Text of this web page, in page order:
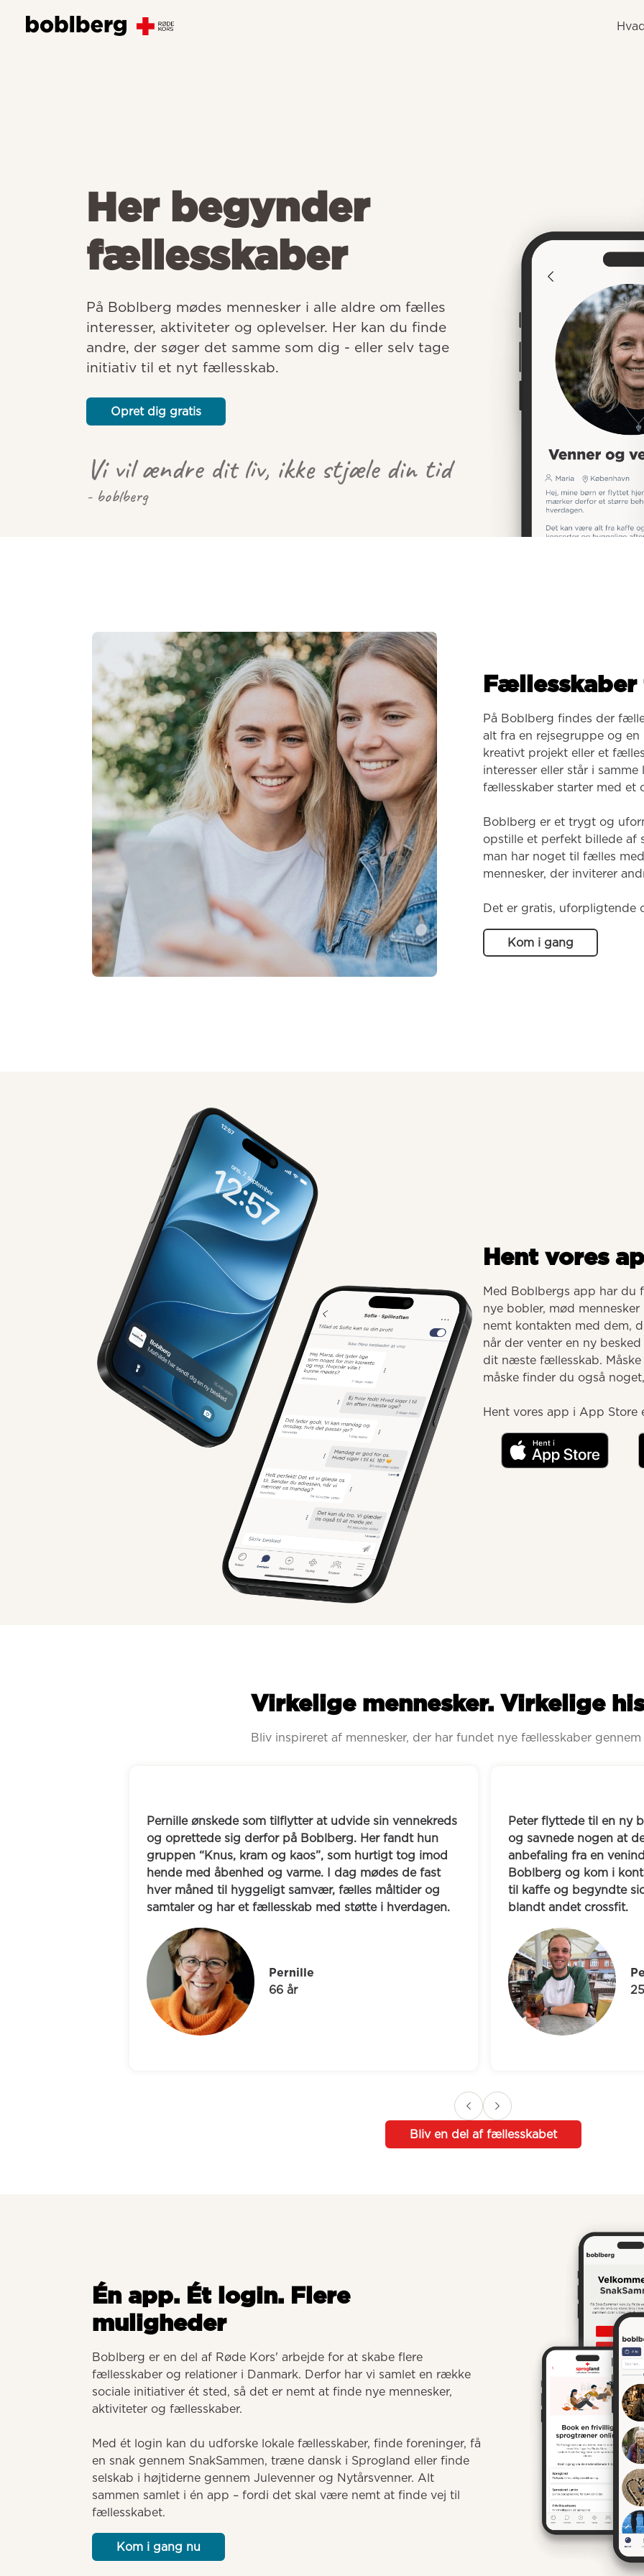
Her begynder
fællesskaber
På Boblberg mødes mennesker i alle aldre om fælles
interesser, aktiviteter og oplevelser. Her kan du finde
andre, der søger det samme som dig - eller selv tage
initiativ til et nyt fællesskab.
Opret dig gratis
Vi vil ændre dit liv, ikke stjæle din tid
- boblberg
På Boblberg findes der
alt fra en rejsegruppe og
kreativt projekt eller et
interesser eller står i
fællesskaber starter med et
Boblberg er et trygt og
opstille et perfekt billede af
man har noget til fælles
mennesker, der inviterer
Det er gratis, uforpligtende
Kom i gang
Hent vores
Med Boblbergs app har du
nye bobler, mød
nemt kontakten med dem,
når der venter en ny
dit næste fællesskab. Måske
måske finder du også
Hent vores app i App Store
Virkelige mennesker. Virkelige
Bliv inspireret af mennesker, der har fundet nye fællesskaber
Pernille ønskede som tilflytter at udvide sin vennekreds
og oprettede sig derfor på Boblberg. Her fandt hun
gruppen “Knus, kram og kaos”, som hurtigt tog imod
hende med åbenhed og varme. I dag mødes de fast
hver måned til hyggeligt samvær, fælles måltider og
samtaler og har et fællesskab med støtte i hverdagen.
Pernille
66 år
Peter flyttede til en ny by og mistede
og savnede nogen at dele hverdagen
anbefaling fra en veninde oprettede
Boblberg og kom i kontakt med to
til kaffe og begyndte siden at lave
blandt andet crossfit.
Peter
25 år
Bliv en del af fællesskabet
Én app. Ét login. Flere
muligheder
Boblberg er en del af Røde Kors' arbejde for at skabe flere
fællesskaber og relationer i Danmark. Derfor har vi samlet en række
sociale initiativer ét sted, så det er nemt at finde nye mennesker,
aktiviteter og fællesskaber.
Med ét login kan du udforske lokale fællesskaber, finde foreninger, få
en snak gennem SnakSammen, træne dansk i Sprogland eller finde
selskab i højtiderne gennem Julevenner og Nytårsvenner. Alt
sammen samlet i én app – fordi det skal være nemt at finde vej til
fællesskabet.
Kom i gang nu